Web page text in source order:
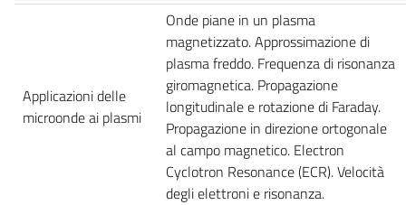
Applicazioni delle
microonde ai plasmi
Onde piane in un plasma
magnetizzato. Approssimazione di
plasma freddo. Frequenza di risonanza
giromagnetica. Propagazione
longitudinale e rotazione di Faraday.
Propagazione in direzione ortogonale
al campo magnetico. Electron
Cyclotron Resonance (ECR). Velocità
degli elettroni e risonanza.